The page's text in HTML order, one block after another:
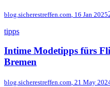
blog.sicherestreffen.com 16 Jan 2025
tipps
Intime Modetipps fürs
Bremen
blog.sicherestreffen.com, 21 May